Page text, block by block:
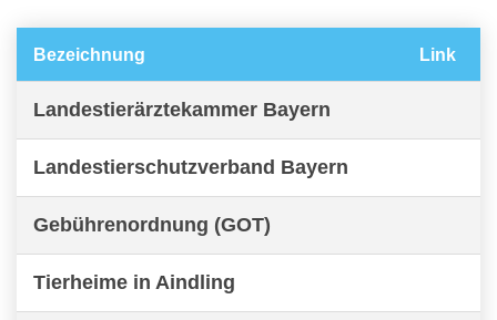
Bezeichnung Link
Landestierärztekammer Bayern
Landestierschutzverband Bayern
Gebührenordnung (GOT)
Tierheime in Aindling